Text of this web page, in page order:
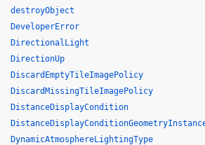
destroyObject
DeveloperError
DirectionalLight
DirectionUp
DiscardEmptyTileImagePolicy
DiscardMissingTileImagePolicy
DistanceDisplayCondition
DynamicAtmosphereLightingType